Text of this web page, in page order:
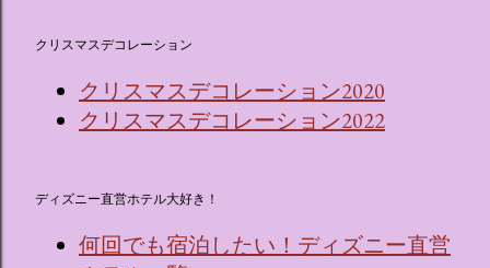
クリスマスデコレーション
クリスマスデコレーション2020
クリスマスデコレーション2022
ディズニー直営ホテル大好き！
何回でも宿泊したい！ディズニー直営